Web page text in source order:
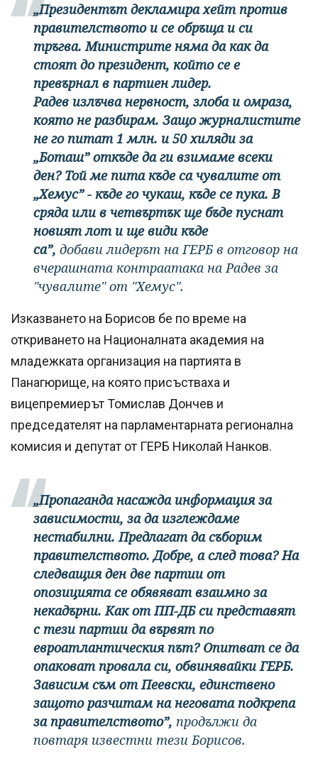
„Президентът декламира хейт против
правителството и се обръща и си
тръгва. Министрите няма да как да
стоят до президент, който се е
превърнал в партиен лидер.
Радев излъчва нервност, злоба и омраза,
която не разбирам. Защо журналистите
не го питат 1 млн. и 50 хиляди за
„Боташ” откъде да ги взимаме всеки
ден? Той ме пита къде са чувалите от
„Хемус” - къде го чукаш, къде се пука. В
сряда или в четвъртък ще бъде пуснат
новият лот и ще види къде
са”, добави лидерът на ГЕРБ в отговор на
вчерашната контраатака на Радев за
"чувалите" от "Хемус".
Изказването на Борисов бе по време на
откриването на Националната академия на
младежката организация на партията в
Панагюрище, на която присъстваха и
вицепремиерът Томислав Дончев и
председателят на парламентарната регионална
комисия и депутат от ГЕРБ Николай Нанков.
„Пропаганда насажда информация за
зависимости, за да изглеждаме
нестабилни. Предлагат да съборим
правителството. Добре, а след това? На
следващия ден две партии от
опозицията се обявяват взаимно за
некадърни. Как от ПП-ДБ си представят
с тези партии да вървят по
евроатлантическия път? Опитват се да
опаковат провала си, обвинявайки ГЕРБ.
Зависим съм от Пеевски, единствено
защото разчитам на неговата подкрепа
за правителството”, продължи да
повтаря известни тези Борисов.